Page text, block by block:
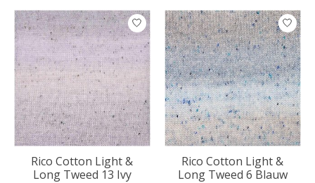
Rico Cotton Light &
Long Tweed 13 Ivy
Rico Cotton Light &
Long Tweed 6 Blauw